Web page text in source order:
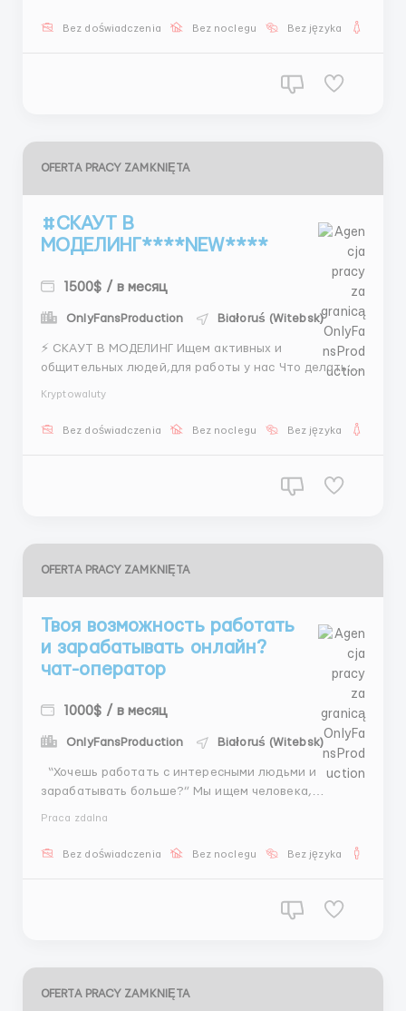
✉️ Напиши сейчас @hr_k91 ...
Bez doświadczenia Bez noclegu Bez języka
OFERTA PRACY ZAMKNIĘTA
#СКАУТ В
МОДЕЛИНГ****NEW****
1500$ / в месяц
OnlyFansProduction Białoruś (Witebsk)
⚡ СКАУТ В МОДЕЛИНГ Ищем активных и
общительных людей,для работы у нас Что делать:
Обучение с нуля 💻 Инструменты для работы 📩
Kryptowaluty
Bez doświadczenia Bez noclegu Bez języka
OFERTA PRACY ZAMKNIĘTA
Твоя возможность работать
и зарабатывать онлайн?
чат-оператор
1000$ / в месяц
OnlyFansProduction Białoruś (Witebsk)
зарабатывать больше?” Мы ищем человека,
клиентами, помогать им подбирать моделей и
Praca zdalna
Bez doświadczenia Bez noclegu Bez języka
OFERTA PRACY ZAMKNIĘTA